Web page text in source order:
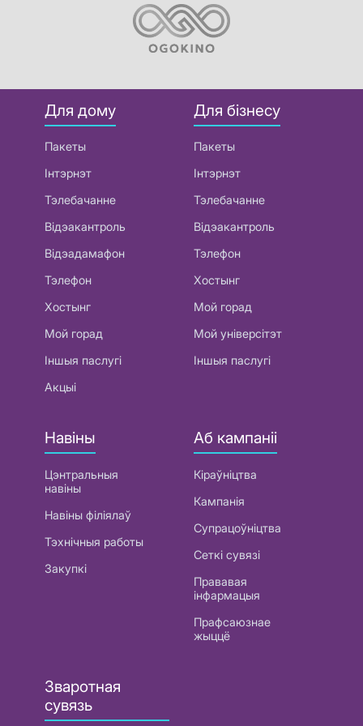
Для дому
Пакеты
Інтэрнэт
Тэлебачанне
Відэакантроль
Відэадамафон
Тэлефон
Хостынг
Мой горад
Іншыя паслугі
Акцыі
Для бізнесу
Пакеты
Інтэрнэт
Тэлебачанне
Відэакантроль
Тэлефон
Хостынг
Мой горад
Мой універсітэт
Іншыя паслугі
Навіны
Цэнтральныя
навіны
Навіны філіялаў
Тэхнічныя работы
Закупкі
Аб кампаніі
Кіраўніцтва
Кампанія
Супрацоўніцтва
Сеткі сувязі
Прававая
інфармацыя
Прафсаюзнае
жыццё
Зваротная
сувязь